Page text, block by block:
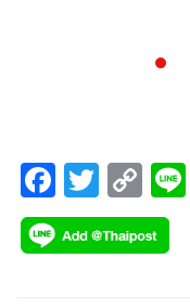
F
ac
e
T
wi
tt
C
o
p